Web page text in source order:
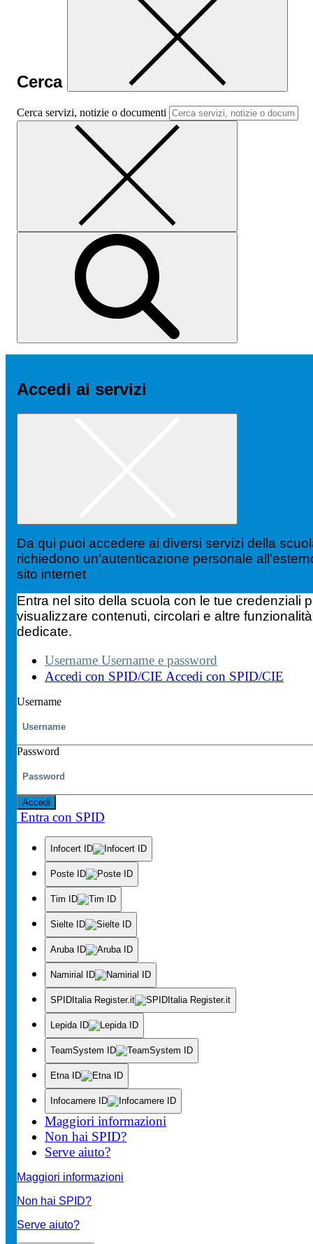
Cerca
Cerca servizi, notizie o documenti
Accedi ai servizi
Da qui puoi accedere ai diversi servizi della
richiedono un'autenticazione personale
sito internet
Entra nel sito della scuola con le tue credenziali
visualizzare contenuti, circolari e altre
dedicate.
Username Username e password
Accedi con SPID/CIE Accedi con SPID/CIE
Username
Password
Accedi
Entra con SPID
Infocert ID
Poste ID
Tim ID
Sielte ID
Aruba ID
Namirial ID
SPIDItalia Register.it
Lepida ID
TeamSystem ID
Etna ID
Infocamere ID
Maggiori informazioni
Non hai SPID?
Serve aiuto?
Maggiori informazioni
Non hai SPID?
Serve aiuto?